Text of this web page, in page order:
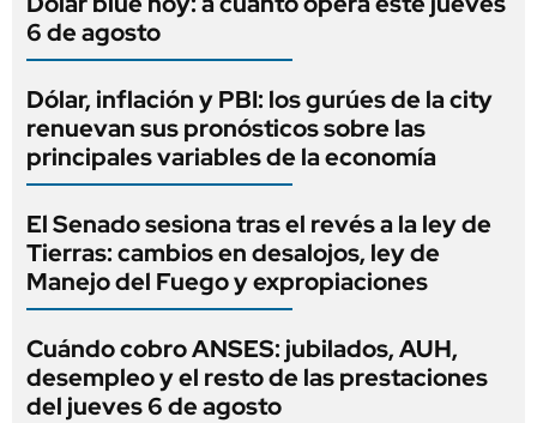
6 de agosto
Dólar, inflación y PBI: los gurúes de la city
renuevan sus pronósticos sobre las
principales variables de la economía
El Senado sesiona tras el revés a la ley de
Tierras: cambios en desalojos, ley de
Manejo del Fuego y expropiaciones
Cuándo cobro ANSES: jubilados, AUH,
desempleo y el resto de las prestaciones
del jueves 6 de agosto